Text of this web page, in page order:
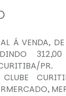
Á VENDA,
PR.